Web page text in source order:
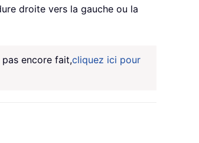
droite vers la gauche ou la
pas encore fait,cliquez ici pour